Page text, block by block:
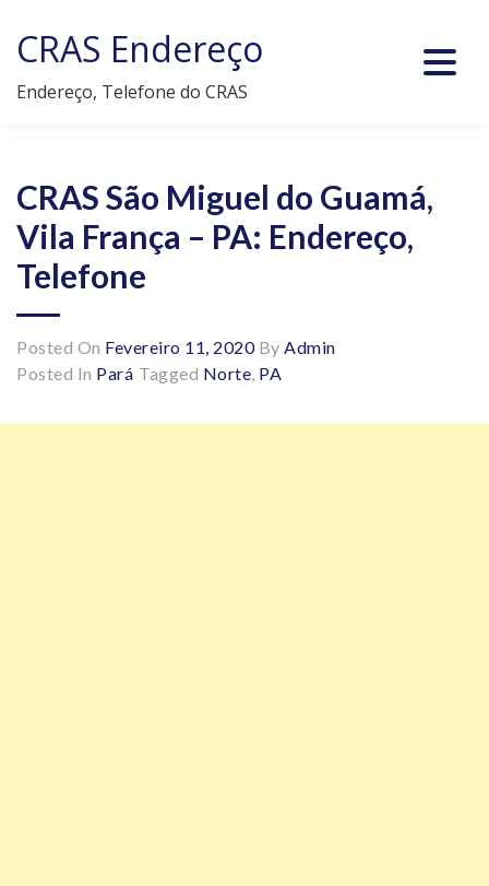
content
CRAS Endereço
Endereço, Telefone do CRAS
CRAS São Miguel do Guamá,
Vila França – PA: Endereço,
Telefone
Posted On Fevereiro 11, 2020By Admin
Posted In Pará Tagged Norte, PA